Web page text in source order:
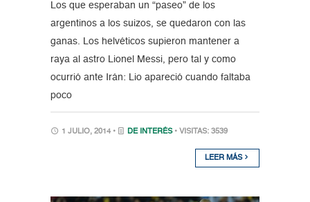
Los que esperaban un “paseo” de los
argentinos a los suizos, se quedaron con las
ganas. Los helvéticos supieron mantener a
raya al astro Lionel Messi, pero tal y como
ocurrió ante Irán: Lio apareció cuando faltaba
poco
1 JULIO, 2014 • DE INTERÉS • VISITAS: 3539
LEER MÁS